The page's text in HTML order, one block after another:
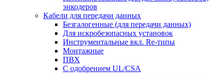
энкодеров
Кабели для передачи данных
Безгалогенные (для передачи данных)
Для искробезопасных установок
Инструментальные вкл. Re-типы
Монтажные
ПВХ
С одобрением UL/CSA